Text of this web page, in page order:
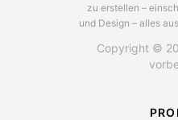
zu erstellen –
und Design – alles
Copyright ©